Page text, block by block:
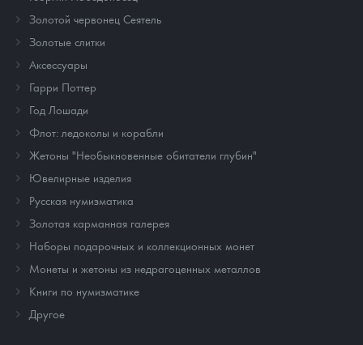
Золотой червонец Сеятель
Золотые слитки
Аксессуары
Гарри Поттер
Год Лошади
Флот: ледоколы и корабли
Жетоны "Необыкновенные обитатели глубин"
Ювелирные изделия
Русская нумизматика
Золотая карманная галерея
Наборы подарочных и коллекционных монет
Монеты и жетоны из недрагоценных металлов
Книги по нумизматике
Другое